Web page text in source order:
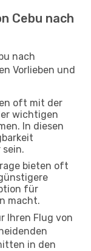
Cebu nach
nach
Vorlieben und
oft mit der
wichtigen
In diesen
bieten oft
für
macht.
Ihren Flug von
in den